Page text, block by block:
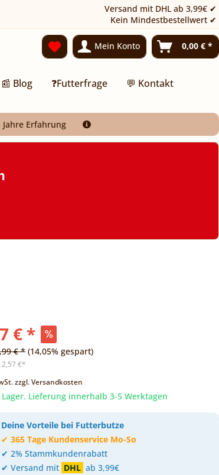
Versand mit DHL ab 3,99€ ✔
Kein Mindestbestellwert ✔
Mein Konto 0,00 € *
📰 Blog ❓Futterfrage 💬 Kontakt
Erfahrung
€ *
€ * (14,05% gespart)
2,57 €*
zzgl. Versandkosten
Lieferung innerhalb 3-5 Werktagen
Deine Vorteile bei Futterbutze
✔365 Tage Kundenservice Mo-So
✔ 2% Stammkundenrabatt
✔ Versand mit DHL ab 3,99€